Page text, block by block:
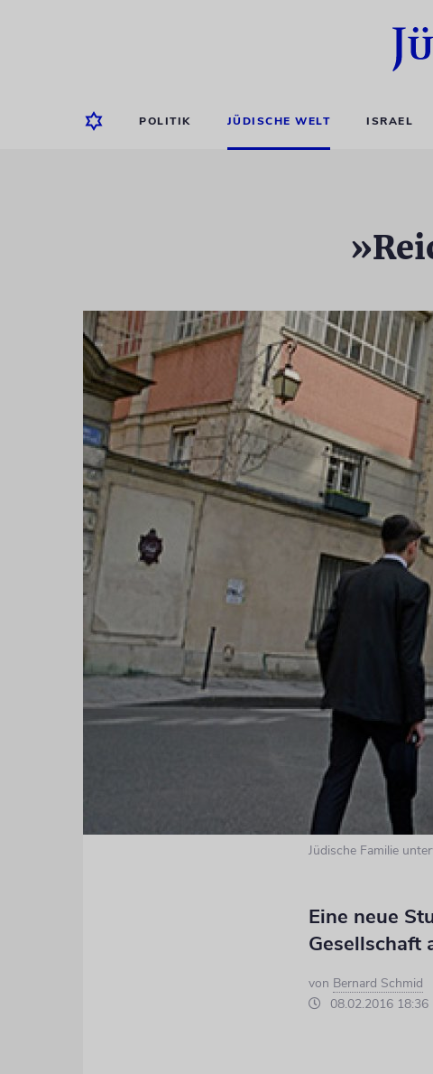
POLITIK JÜDISCHE WELT ISRAEL
Jüdische Familie
Eine neue
Gesellschaft
von Bernard Schmid
08.02.2016 18:36